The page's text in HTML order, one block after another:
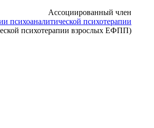
Ассоциированный член
психоаналитической психотерапии
психотерапии взрослых ЕФПП)